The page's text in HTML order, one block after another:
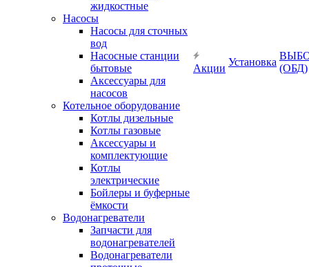
жидкостные
Насосы
Насосы для сточных
вод
Насосные станции
бытовые
Аксессуары для
насосов
Котельное оборудование
Котлы дизельные
Котлы газовые
Аксессуары и
комплектующие
Котлы
электрические
Бойлеры и буферные
ёмкости
Водонагреватели
Запчасти для
водонагревателей
Водонагреватели
Акции
Установка
(ОБД)